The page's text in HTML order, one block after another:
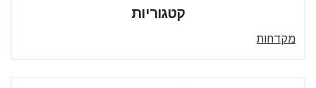
קטגוריות
מקדחות